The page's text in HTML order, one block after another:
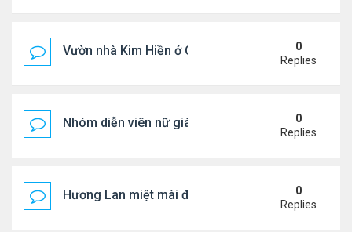
Vườn nhà Kim Hiền ở California
0
Replies
Nhóm diễn viên nữ giàu nhất thế giới
0
Replies
Hương Lan miệt mài đi hát ở tuổi 70
0
Replies